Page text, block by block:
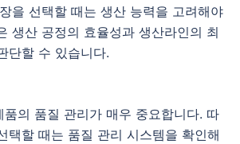
을 선택할 때는 생산 능력을 고려해야
생산 공정의 효율성과 생산라인의 최
단할 수 있습니다.
의 품질 관리가 매우 중요합니다. 따
택할 때는 품질 관리 시스템을 확인해